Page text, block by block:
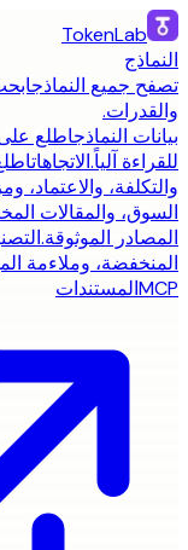
TokenLab
النماذج
تصفح جميع النماذج
والقدرات.
بيانات النماذج
للقراءة آلياً.الاتجاهات
والتكلفة، والاعتماد،
السوق، والمقالات
المصادر الموثوقة.
المنخفضة، وملاءمة
MCPالمستندات